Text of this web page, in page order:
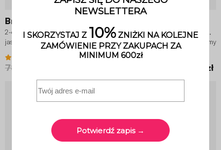
Braga
2-drzwiowy regał w kolorze
jasnego drewna, detale z
czarnego metalu
789,00 zł
Regał w kolorze jasnego drewna,
metalowa konstrukcja , 4 poziomy
223,20 zł